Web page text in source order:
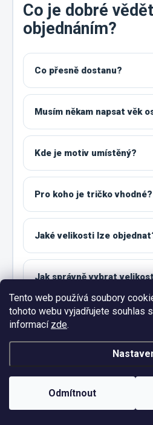
Tento web používá soubory
tohoto webu vyjadřujete souhlas
informací zde.
Odmítnout
Co je dobré
objednáním?
Co přesně dostanu?
Musím někam napsat věk
Kde je motiv umístěný?
Pro koho je tričko vhodné?
Jaké velikosti lze
Jak správně vybrat
Co zvolit mezi dvěma
Jsou všechny barvy